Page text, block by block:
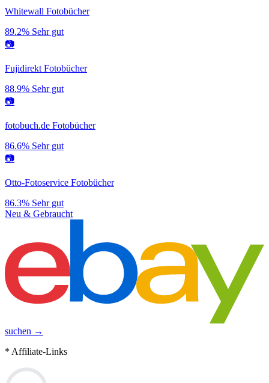
Whitewall Fotobücher
89.2% Sehr gut
📷
Fujidirekt Fotobücher
88.9% Sehr gut
📷
fotobuch.de Fotobücher
86.6% Sehr gut
📷
Otto-Fotoservice Fotobücher
86.3% Sehr gut
Neu & Gebraucht
suchen →
* Affiliate-Links